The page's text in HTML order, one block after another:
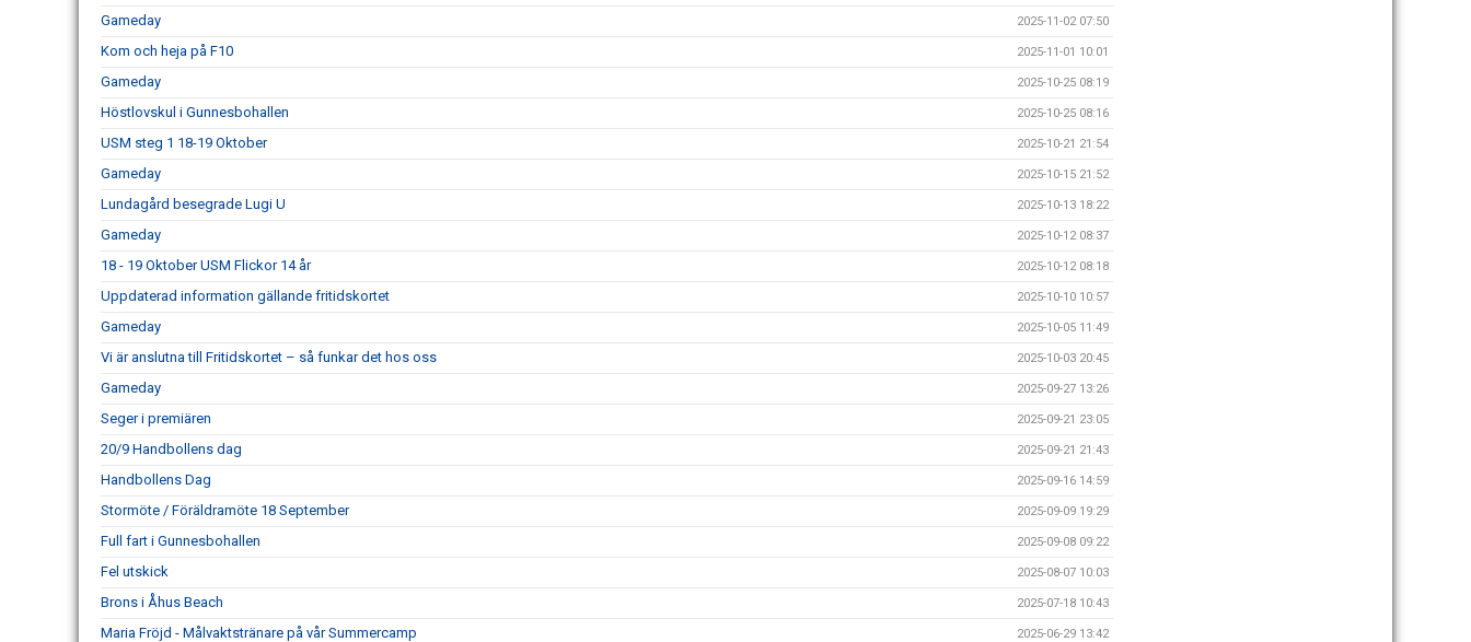
Gameday 2025-11-02 07:50
Kom och heja på F10 2025-11-01 10:01
Gameday 2025-10-25 08:19
Höstlovskul i Gunnesbohallen 2025-10-25 08:16
USM steg 1 18-19 Oktober 2025-10-21 21:54
Gameday 2025-10-15 21:52
Lundagård besegrade Lugi U 2025-10-13 18:22
Gameday 2025-10-12 08:37
18 - 19 Oktober USM Flickor 14 år 2025-10-12 08:18
Uppdaterad information gällande fritidskortet 2025-10-10 10:57
Gameday 2025-10-05 11:49
Vi är anslutna till Fritidskortet – så funkar det hos oss 2025-10-03 20:45
Gameday 2025-09-27 13:26
Seger i premiären 2025-09-21 23:05
20/9 Handbollens dag 2025-09-21 21:43
Handbollens Dag 2025-09-16 14:59
Stormöte / Föräldramöte 18 September 2025-09-09 19:29
Full fart i Gunnesbohallen 2025-09-08 09:22
Fel utskick 2025-08-07 10:03
Brons i Åhus Beach 2025-07-18 10:43
Maria Fröjd - Målvaktstränare på vår Summercamp 2025-06-29 13:42